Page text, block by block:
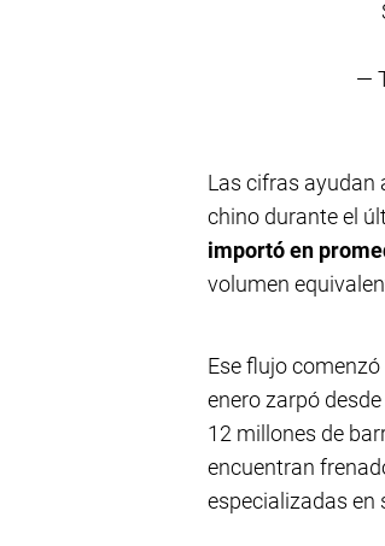
—
Las cifras ayudan
chino durante el
importó en
volumen
Ese flujo
enero zarpó
12 millones de
encuentran
especializadas